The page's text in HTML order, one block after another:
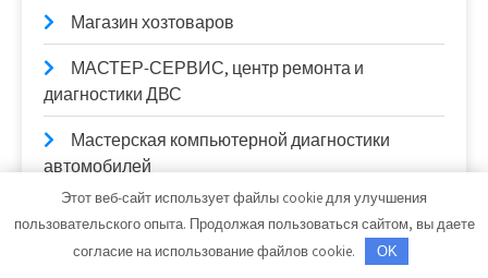
Магазин хозтоваров
МАСТЕР-СЕРВИС, центр ремонта и
диагностики ДВС
Мастерская компьютерной диагностики
автомобилей
Милана, SPA-салон
Мойдодыр, автомойка
Этот веб-сайт использует файлы cookie для улучшения
пользовательского опыта. Продолжая пользоваться сайтом, вы даете
согласие на использование файлов cookie.
OK